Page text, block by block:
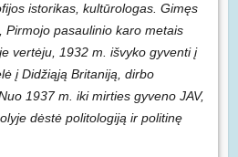
istorikas, kultūrologas. Gimęs
Pirmojo pasaulinio karo metais
vertėju, 1932 m. išvyko gyventi į
į Didžiąją Britaniją, dirbo
1937 m. iki mirties gyveno JAV,
dėstė politologiją ir politinę